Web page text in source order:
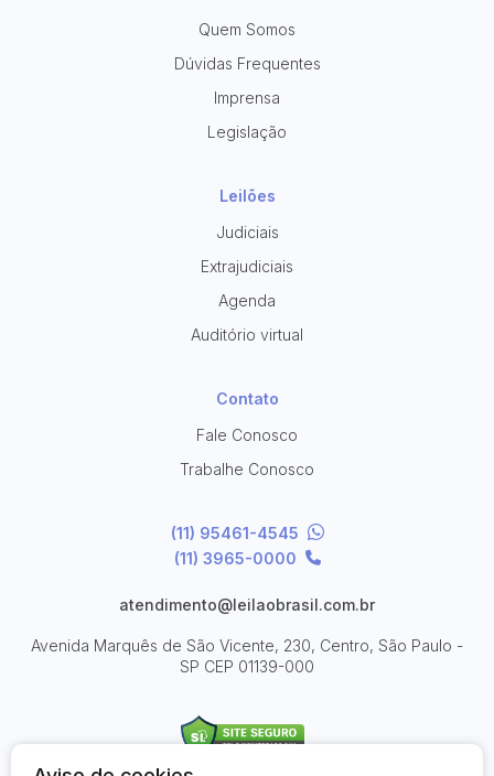
Quem Somos
Dúvidas Frequentes
Imprensa
Legislação
Leilões
Judiciais
Extrajudiciais
Agenda
Auditório virtual
Contato
Fale Conosco
Trabalhe Conosco
(11) 95461-4545
(11) 3965-0000
atendimento@leilaobrasil.com.br
Avenida Marquês de São Vicente, 230, Centro, São Paulo -
SP CEP 01139-000